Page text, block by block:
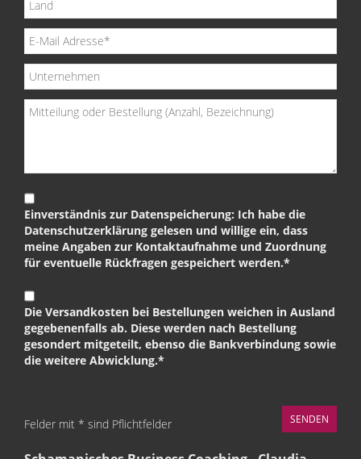
Einverständnis zur Datenspeicherung: Ich habe die
Datenschutzerklärung gelesen und willige ein, dass
meine Angaben zur Kontaktaufnahme und Zuordnung
für eventuelle Rückfragen gespeichert werden.*
Die Versandkosten bei Bestellungen weichen in Ausland
gegebenenfalls ab. Diese werden nach Bestellung
gesondert mitgeteilt, ebenso die Bankverbindung sowie
die weitere Abwicklung.*
Felder mit * sind Pflichtfelder